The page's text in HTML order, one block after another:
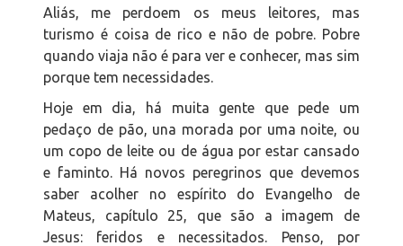
Aliás, me perdoem os meus leitores, mas
turismo é coisa de rico e não de pobre. Pobre
quando viaja não é para ver e conhecer, mas sim
porque tem necessidades.
Hoje em dia, há muita gente que pede um
pedaço de pão, una morada por uma noite, ou
um copo de leite ou de água por estar cansado
e faminto. Há novos peregrinos que devemos
saber acolher no espírito do Evangelho de
Mateus, capítulo 25, que são a imagem de
Jesus: feridos e necessitados. Penso, por